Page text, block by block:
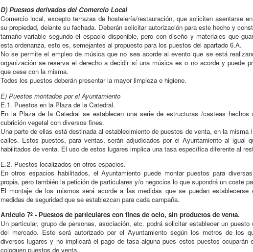
D) Puestos derivados del Comercio Local
Comercio local, excepto terrazas de hostelería/restauración, que soliciten asentarse
su propiedad, delante su fachada. Deberán solicitar autorización para este hecho y
tamaño variable segundo el espacio disponible, pero con diseño y materiales que
esta ordenanza, esto es, semejantes al propuesto para los puestos del apartado 6.A.
No se permite el empleo de música que no sea acorde al evento que se está
organización se reserva el derecho a decidir sí una música es o no acorde y puede
que cese con la misma.
Todos los puestos deberán presentar la mayor limpieza e higiene.
E) Puestos montados por el Ayuntamiento
E.1. Puestos en la Plaza de la Catedral.
En la Plaza de la Catedral se establecen una serie de estructuras /casteas
cubrición vegetal con diversos fines.
Una parte de ellas está destinada al establecimiento de puestos de venta, en la misma
calles. Estos puestos, para ventas, serán adjudicados por el Ayuntamiento al igual
habilitados de venta. El uso de estos lugares implica una tasa específica diferente al
E.2. Puestos localizados en otros espacios.
En otros espacios habilitados, el Ayuntamiento puede montar puestos para
propia, pero también la petición de particulares y/o negocios lo que supondrá un coste
El montaje de los mismos será acorde a las medidas que se puedan establecerse
medidas de seguridad que se establezcan para cada campaña.
Artículo 7º - Puestos de particulares con fines de ocio, sin productos de venta.
Un particular, grupo de personas, asociación, etc. podrá solicitar establecer un
del mercado. Este será autorizado por el Ayuntamiento según los metros de los
diversos lugares y no implicará el pago de tasa alguna pues estos puestos ocuparán
coloquen puestos de venta.